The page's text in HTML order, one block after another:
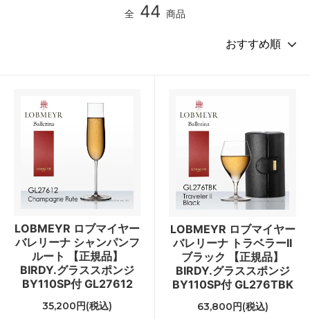
全 44 商品
LOBMEYR ロブマイヤー
バレリーナ シャンパンフ
ルート 【正規品】
BIRDY.グラススポンジ
BY110SP付 GL27612
35,200円(税込)
LOBMEYR ロブマイヤー
バレリーナ トラベラーII
ブラック 【正規品】
BIRDY.グラススポンジ
BY110SP付 GL276TBK
63,800円(税込)